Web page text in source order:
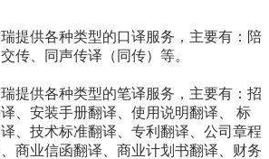
提供各种类型的口译服务，主要有：陪
传、同声传译（同传）等。
提供各种类型的笔译服务，主要有：招
、安装手册翻译、使用说明翻译、 标
、技术标准翻译、专利翻译、公司章程
商业信函翻译、商业计划书翻译、财务